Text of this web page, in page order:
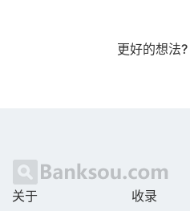
更好的想法?
关于
收录